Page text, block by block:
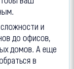
и
до офисов,
домов. А еще
в